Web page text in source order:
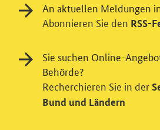
Einwilligung in
Videodienst
Wir bitten Sie an dieser Stelle
verschiedene Zusatzdienste
An aktuellen Meldungen
Abonnieren Sie den RSS-
Sie suchen Online-
Behörde?
Recherchieren Sie in der
Bund und Ländern